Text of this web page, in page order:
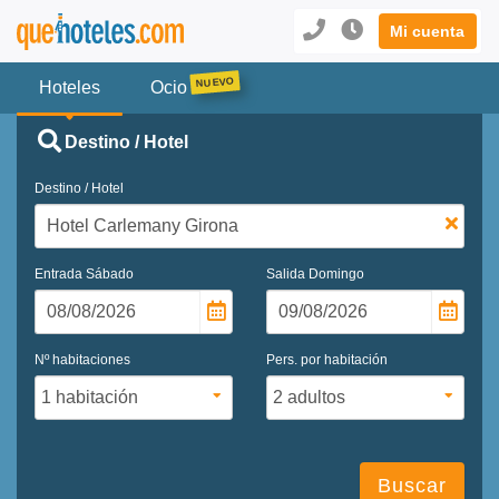
Mi cuenta
Hoteles Ocio
Destino / Hotel
Destino / Hotel
Entrada Sábado Salida Domingo
Nº habitaciones Pers. por habitación
Buscar